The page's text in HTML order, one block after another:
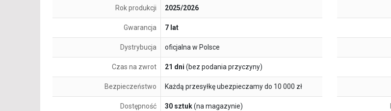
Rok produkcji 2025/2026
Gwarancja 7 lat
Dystrybucja oficjalna w Polsce
Czas na zwrot 21 dni (bez podania przyczyny)
Bezpieczeństwo Każdą przesyłkę ubezpieczamy do 10 000 zł
Dostępność 30 sztuk(na magazynie)